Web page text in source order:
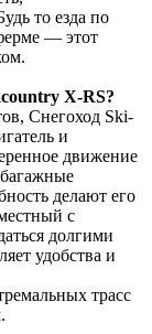
то езда по
— этот
X-RS?
Снегоход Ski-
и
движение
делают его
с
долгими
удобства и
трасс